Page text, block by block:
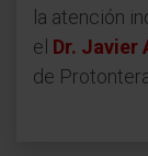
la atención
el Dr. Javier
de